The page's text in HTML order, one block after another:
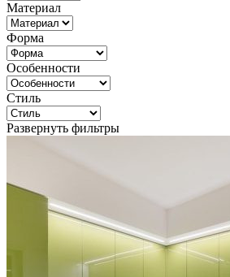
Материал
Форма
Особенности
Стиль
Развернуть фильтры